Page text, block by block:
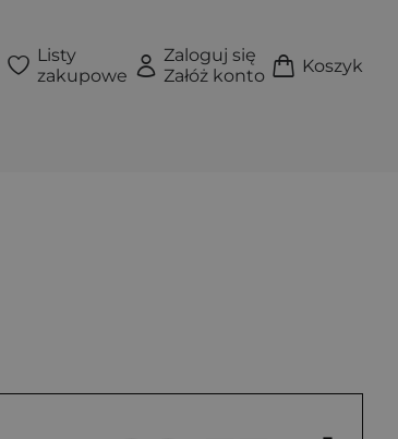
Listy
zakupowe
Zaloguj się
Załóż konto
Koszyk